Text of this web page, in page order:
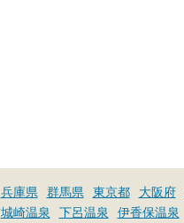
兵庫県 群馬県 東京都 大阪府
城崎温泉 下呂温泉 伊香保温泉